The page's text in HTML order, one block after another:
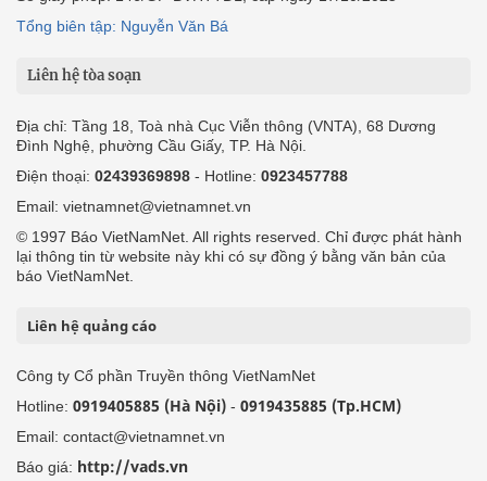
Tổng biên tập: Nguyễn Văn Bá
Liên hệ tòa soạn
Địa chỉ: Tầng 18, Toà nhà Cục Viễn thông (VNTA), 68 Dương
Đình Nghệ, phường Cầu Giấy, TP. Hà Nội.
Điện thoại: 02439369898 - Hotline: 0923457788
Email: vietnamnet@vietnamnet.vn
© 1997 Báo VietNamNet. All rights reserved. Chỉ được phát hành
lại thông tin từ website này khi có sự đồng ý bằng văn bản của
báo VietNamNet.
Liên hệ quảng cáo
Công ty Cổ phần Truyền thông VietNamNet
Hotline: 0919405885 (Hà Nội) - 0919435885 (Tp.HCM)
Email: contact@vietnamnet.vn
Báo giá: http://vads.vn